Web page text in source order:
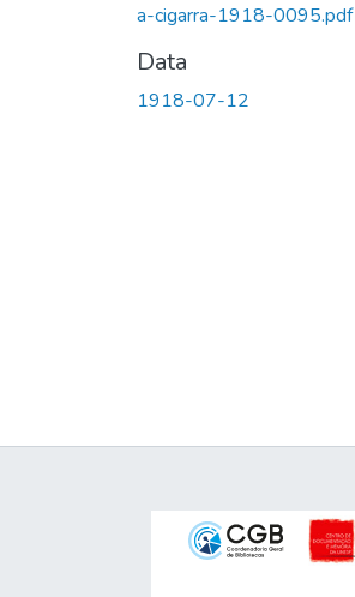
a-cigarra-1918-0095.pdf
Data
1918-07-12